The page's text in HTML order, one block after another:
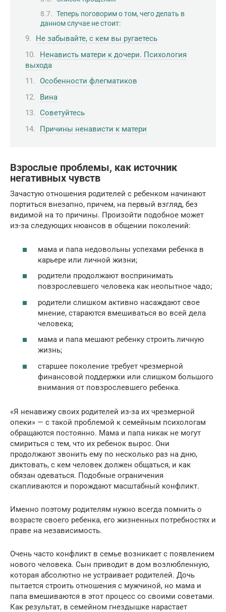
Теперь поговорим о том, чего делать в
данном случае не стоит:
Не забывайте, с кем вы ругаетесь
Ненависть матери к дочери. Психология
выхода
Особенности флегматиков
Вина
Советуйтесь
Причины ненависти к матери
Взрослые проблемы, как источник
негативных чувств
Зачастую отношения родителей с ребенком начинают
портиться внезапно, причем, на первый взгляд, без
видимой на то причины. Произойти подобное может
из-за следующих нюансов в общении поколений:
мама и папа недовольны успехами ребенка в
карьере или личной жизни;
родители продолжают воспринимать
повзрослевшего человека как неопытное чадо;
родители слишком активно насаждают свое
мнение, стараются вмешиваться во всей дела
человека;
мама и папа мешают ребенку строить личную
жизнь;
старшее поколение требует чрезмерной
финансовой поддержки или слишком большого
внимания от повзрослевшего ребенка.
«Я ненавижу своих родителей из-за их чрезмерной
опеки» — с такой проблемой к семейным психологам
обращаются постоянно. Мама и папа никак не могут
смириться с тем, что их ребенок вырос. Они
продолжают звонить ему по несколько раз на дню,
диктовать, с кем человек должен общаться, и как
обязан одеваться. Подобные ограничения
скапливаются и порождают масштабный конфликт.
Именно поэтому родителям нужно всегда помнить о
возрасте своего ребенка, его жизненных потребностях и
праве на независимость.
Очень часто конфликт в семье возникает с появлением
нового человека. Сын приводит в дом возлюбленную,
которая абсолютно не устраивает родителей. Дочь
пытается строить отношения с мужчиной, но мама и
папа вмешиваются в этот процесс со своими советами.
Как результат, в семейном гнездышке нарастает